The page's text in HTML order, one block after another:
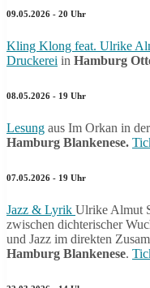
09.05.2026 - 20 Uhr
Kling Klong feat. Ulrike
Druckerei in Hamburg
08.05.2026 - 19 Uhr
Lesung aus Im Orkan in
Hamburg Blankenese.
07.05.2026 - 19 Uhr
Jazz & Lyrik Ulrike Almut
zwischen dichterischer
und Jazz im direkten
Hamburg Blankenese.